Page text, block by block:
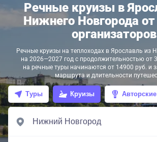
Речные круизы в
Нижнего Новгорода от
организаторов
Речные круизы на теплоходах в Ярославль из
на 2026—2027 год с продолжительностью от
на речные туры начинаются от 14900 руб. и
маршрута и длительности
Туры Круизы